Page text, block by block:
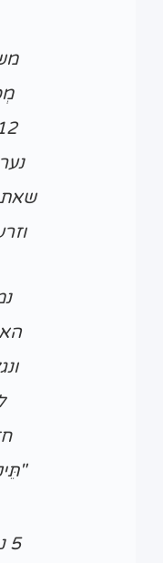
12 כוחות
שאת
5 נובמבר, 2020